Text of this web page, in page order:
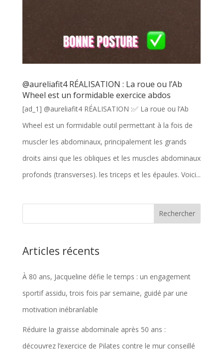
@aureliafit4 RÉALISATION : La roue ou l’Ab
Wheel est un formidable exercice abdos
[ad_1] @aureliafit4 RÉALISATION :✅ La roue ou l’Ab
Wheel est un formidable outil permettant à la fois de
muscler les abdominaux, principalement les grands
droits ainsi que les obliques et les muscles abdominaux
profonds (transverses). les triceps et les épaules. Voici...
Articles récents
À 80 ans, Jacqueline défie le temps : un engagement
sportif assidu, trois fois par semaine, guidé par une
motivation inébranlable
Réduire la graisse abdominale après 50 ans :
découvrez l’exercice de Pilates contre le mur conseillé